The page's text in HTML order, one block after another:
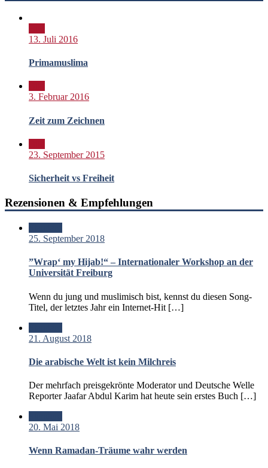
13. Juli 2016
Primamuslima
3. Februar 2016
Zeit zum Zeichnen
23. September 2015
Sicherheit vs Freiheit
Rezensionen & Empfehlungen
25. September 2018
”Wrap‘ my Hijab!“ – Internationaler Workshop an der
Universität Freiburg
Wenn du jung und muslimisch bist, kennst du diesen Song-
Titel, der letztes Jahr ein Internet-Hit […]
21. August 2018
Die arabische Welt ist kein Milchreis
Der mehrfach preisgekrönte Moderator und Deutsche Welle
Reporter Jaafar Abdul Karim hat heute sein erstes Buch […]
20. Mai 2018
Wenn Ramadan-Träume wahr werden